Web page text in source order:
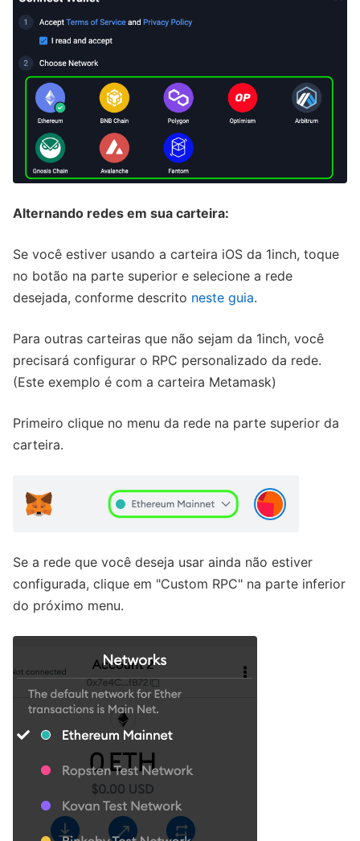
Alternando redes em sua carteira:
Se você estiver usando a carteira iOS da 1inch, toque
no botão na parte superior e selecione a rede
desejada, conforme descrito neste guia.
Para outras carteiras que não sejam da 1inch, você
precisará configurar o RPC personalizado da rede.
(Este exemplo é com a carteira Metamask)
Primeiro clique no menu da rede na parte superior da
carteira.
Se a rede que você deseja usar ainda não estiver
configurada, clique em "Custom RPC" na parte inferior
do próximo menu.